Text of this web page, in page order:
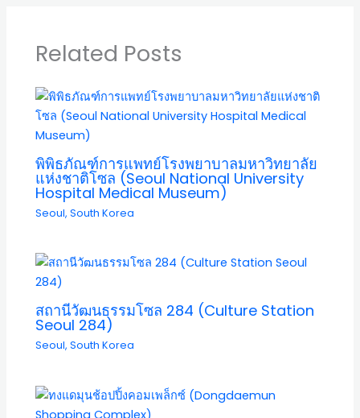
Related Posts
พิพิธภัณฑ์การแพทย์โรงพยาบาลมหาวิทยาลัย
แห่งชาติโซล (Seoul National University
Hospital Medical Museum)
Seoul,South Korea
สถานีวัฒนธรรมโซล 284 (Culture Station
Seoul 284)
Seoul,South Korea